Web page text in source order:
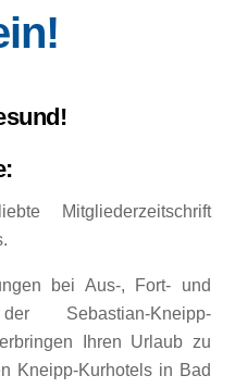
Mitgliederzeitschrift
bei Aus-, Fort- und
Sebastian-Kneipp-
Ihren Urlaub zu
Kneipp-Kurhotels in Bad